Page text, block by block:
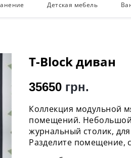
Детская мебель
T-Block диван
35650 грн.
Коллекция модульной
помещений. Небольшой
журнальный столик,
Разделите помещение,